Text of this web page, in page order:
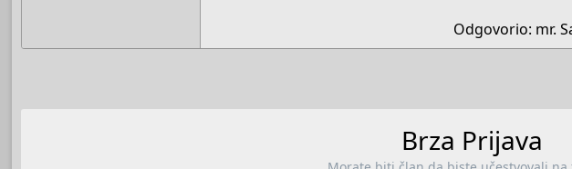
Odgovorio: mr.
Brza Prijava